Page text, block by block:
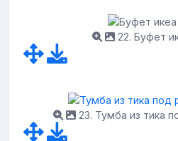
22. Буфет
23. Тумба из тика